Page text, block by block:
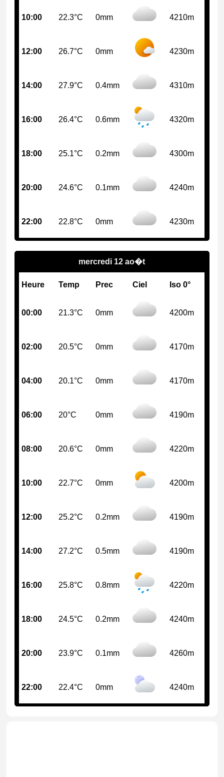
10:00 22.3°C 0mm 4210m
12:00 26.7°C 0mm 4230m
14:00 27.9°C 0.4mm 4310m
16:00 26.4°C 0.6mm 4320m
18:00 25.1°C 0.2mm 4300m
20:00 24.6°C 0.1mm 4240m
22:00 22.8°C 0mm 4230m
mercredi 12 ao�t
Heure Temp Prec Ciel Iso 0°
00:00 21.3°C 0mm 4200m
02:00 20.5°C 0mm 4170m
04:00 20.1°C 0mm 4170m
06:00 20°C 0mm 4190m
08:00 20.6°C 0mm 4220m
10:00 22.7°C 0mm 4200m
12:00 25.2°C 0.2mm 4190m
14:00 27.2°C 0.5mm 4190m
16:00 25.8°C 0.8mm 4220m
18:00 24.5°C 0.2mm 4240m
20:00 23.9°C 0.1mm 4260m
22:00 22.4°C 0mm 4240m